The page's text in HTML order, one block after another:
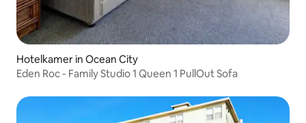
Hotelkamer in Ocean City
Eden Roc - Family Studio 1 Queen 1 PullOut Sofa